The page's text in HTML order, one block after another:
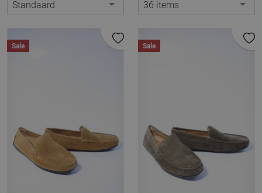
Standaard 36 items
Sale Sale